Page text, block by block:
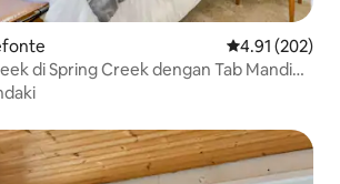
Penarafan
4.91 (202)
di Spring Creek dengan Tab Mandi